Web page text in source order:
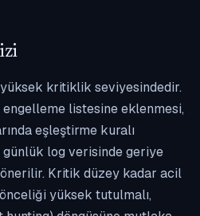
yüksek kritiklik seviyesindedir.
listesine eklenmesi,
eşleştirme kuralı
günlük log verisinde geriye
önerilir. Kritik düzey kadar acil
yüksek tutulmalı,